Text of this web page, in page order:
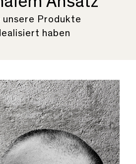
unsere Produkte
haben